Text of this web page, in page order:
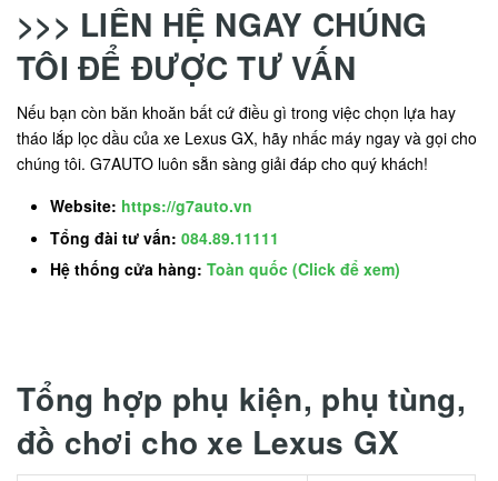
>>> LIÊN HỆ NGAY CHÚNG
TÔI ĐỂ ĐƯỢC TƯ VẤN
Nếu bạn còn băn khoăn bất cứ điều gì trong việc chọn lựa hay
tháo lắp lọc dầu của xe Lexus GX, hãy nhấc máy ngay và gọi cho
chúng tôi. G7AUTO luôn sẵn sàng giải đáp cho quý khách!
Website: https://g7auto.vn
Tổng đài tư vấn: 084.89.11111
Hệ thống cửa hàng: Toàn quốc (Click để xem)
Tổng hợp phụ kiện, phụ tùng,
đồ chơi cho xe Lexus GX